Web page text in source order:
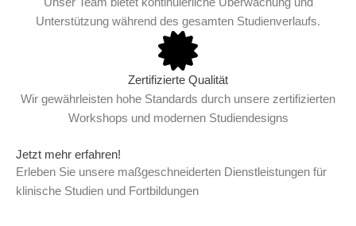
Unterstützung während des gesamten Studienverlaufs.
Zertifizierte Qualität
Wir gewährleisten hohe Standards durch unsere zertifizierten
Workshops und modernen Studiendesigns
Jetzt mehr erfahren!
Erleben Sie unsere maßgeschneiderten Dienstleistungen für
klinische Studien und Fortbildungen